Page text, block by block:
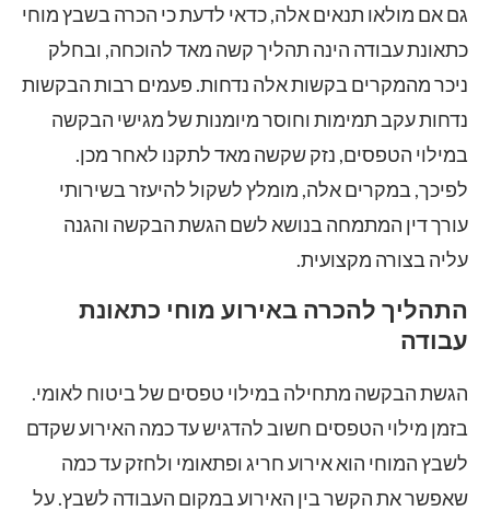
גם אם מולאו תנאים אלה, כדאי לדעת כי הכרה בשבץ מוחי
כתאונת עבודה הינה תהליך קשה מאד להוכחה, ובחלק
ניכר מהמקרים בקשות אלה נדחות. פעמים רבות הבקשות
נדחות עקב תמימות וחוסר מיומנות של מגישי הבקשה
במילוי הטפסים, נזק שקשה מאד לתקנו לאחר מכן.
לפיכך, במקרים אלה, מומלץ לשקול להיעזר בשירותי
עורך דין המתמחה בנושא לשם הגשת הבקשה והגנה
עליה בצורה מקצועית.
התהליך להכרה באירוע מוחי כתאונת
עבודה
הגשת הבקשה מתחילה במילוי טפסים של ביטוח לאומי.
בזמן מילוי הטפסים חשוב להדגיש עד כמה האירוע שקדם
לשבץ המוחי הוא אירוע חריג ופתאומי ולחזק עד כמה
שאפשר את הקשר בין האירוע במקום העבודה לשבץ. על